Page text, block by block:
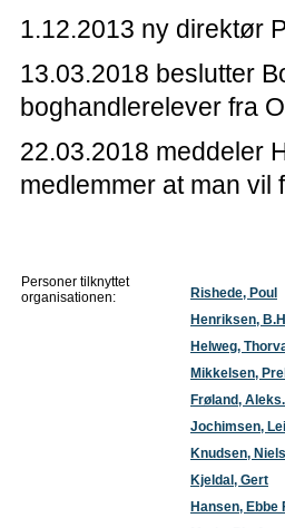
1.12.2013 ny direktør
13.03.2018 beslutter
boghandlerelever fra
22.03.2018 meddeler
medlemmer at man
Personer tilknyttet
organisationen:
Rishede, Poul
Henriksen,
Helweg,
Mikkelsen,
Frøland, Aleks.
Jochimsen,
Knudsen,
Kjeldal, Gert
Hansen, Ebbe